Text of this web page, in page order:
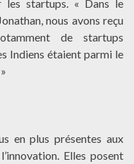
les startups. « Dans le
nous avons reçu
de startups
Indiens étaient parmi le
en plus présentes aux
Elles posent